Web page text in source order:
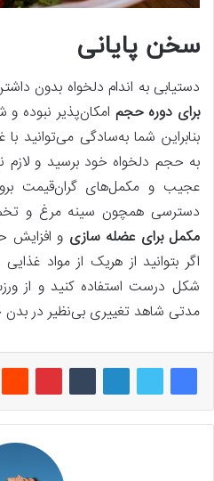
سخن پایانی
دستیابی به اندام دلخواه بدون
برای دوره حجم امکان‌پذیر نبوده
بنابراین شما به‌سادگی می‌توانید
به حجم دلخواه خود برسید و
عجیب و مکمل‌های گران‌قیمت
دسترسی همچون سینه مرغ و
مکمل برای عضله سازی و افزایش
اگر بتوانید از هریک از مواد
شکل درست استفاده کنید و از
مدتی شاهد تغییری بی‌نظیر در بدن